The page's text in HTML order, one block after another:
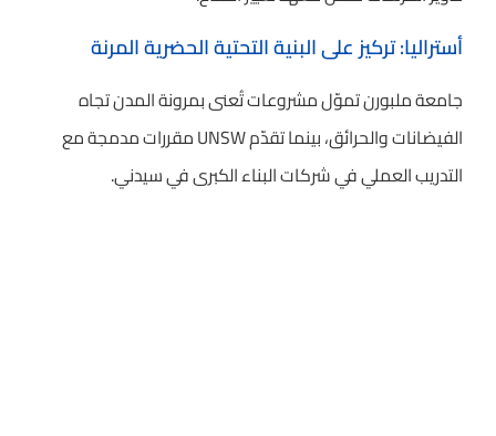
أستراليا: تركيز على البنية التحتية الحضرية المرنة
جامعة ملبورن تموّل مشروعات تُعنى بمرونة المدن تجاه
الفيضانات والحرائق، بينما تقدّم UNSW مقررات مدمجة مع
التدريب العملي في شركات البناء الكبرى في سيدني.